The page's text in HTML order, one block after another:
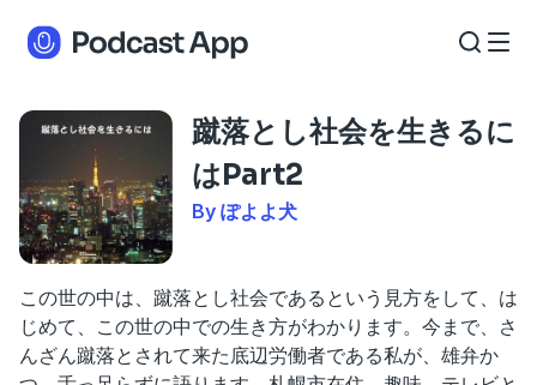
蹴落とし社会を生きるに
はPart2
By ぽよよ犬
この世の中は、蹴落とし社会であるという見方をして、は
じめて、この世の中での生き方がわかります。今まで、さ
んざん蹴落とされて来た底辺労働者である私が、雄弁か